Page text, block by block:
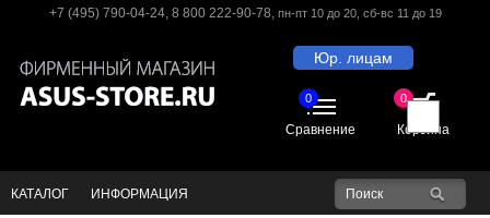
+7 (495) 790-04-24, 8 800 222-90-78, пн-пт 10 до 20, сб-вс 11 до 19
Юр. лицам
0
Корзина
0
Сравнение
КАТАЛОГ ИНФОРМАЦИЯ